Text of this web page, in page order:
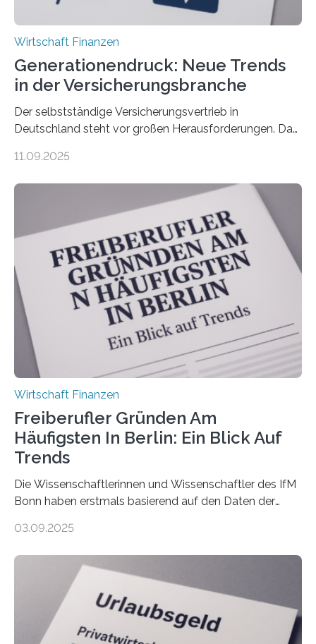
Wirtschaft Finanzen
Generationendruck: Neue Trends
in der Versicherungsbranche
Der selbstständige Versicherungsvertrieb in
Deutschland steht vor großen Herausforderungen. Das
Dr. Matthias Beenken und Prof. Dr. Lukas Linnenbrink
Bundesverbands Deutscher Versicherungskaufleute e.V.
durchgeführt haben. Die Studie basiert auf den
Antworten von 1.440 selbstständigen
Versicherungsvertreter*innen und -makler*innen. Ein
Ergebnis: Deutlich mehr als die Hälfte der Befragten ist
über 50 Jahre alt und wird in den nächsten Jahren eine
Nachfolgeregelung benötigen. Aber nur ein Drittel hat
bereits Regelungen…
11.09.2025
Wirtschaft Finanzen
Freiberufler Gründen Am
Häufigsten In Berlin: Ein Blick Auf
Trends
Die Wissenschaftlerinnen und Wissenschaftler des IfM
Bonn haben erstmals basierend auf den Daten der
Landkreise mit den meisten Gründungen von
ist demnach Berlin. Betrachtet man nur die Gründungen
der Freiberuflerinnen, so liegt Leipzig an der Spitze. In
Berlin starteten in 2024 die meisten Personen in eine
eigene freiberufliche Existenz, dahinter folgten die
Städte Hamburg, München und Köln. Betrachtet man
03.09.2025